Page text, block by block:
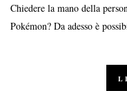
Chiedere la mano della
Pokémon? Da adesso è